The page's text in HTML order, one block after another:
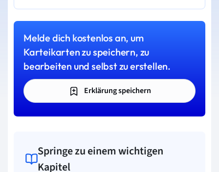
Melde dich kostenlos an, um
Karteikarten zu speichern, zu
bearbeiten und selbst zu erstellen.
Erklärung speichern
Springe zu einem wichtigen
Kapitel